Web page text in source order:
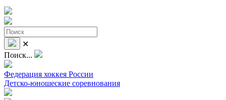
✕
Поиск...
Федерация хоккея России
Детско-юношеские соревнования